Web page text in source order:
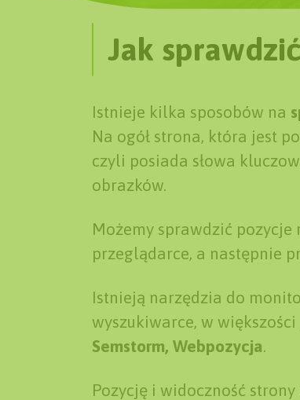
Jak
Istnieje kilka sposobów na
Na ogół strona, która jest
czyli posiada słowa
obrazków.
Możemy sprawdzić
przeglądarce, a następnie
Istnieją narzędzia do
wyszukiwarce, w większości
Semstorm, Webpozycja.
Pozycję i widoczność